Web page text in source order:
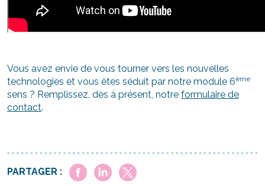
Vous avez envie de vous tourner vers les nouvelles
technologies et vous êtes séduit par notre module 6ème
sens ? Remplissez, dès à présent, notre formulaire de
contact.
PARTAGER :